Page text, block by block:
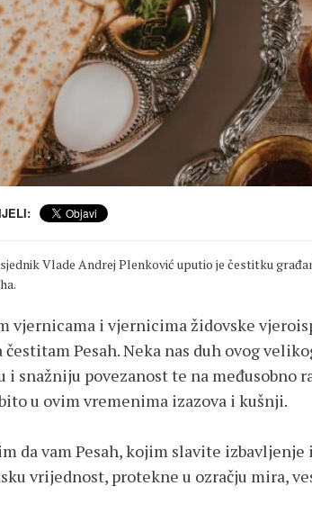
Vlade Andrej Plenković uputio je čestitku
vjernicama i vjernicima židovske
čestitam Pesah. Neka nas duh ovog
i snažniju povezanost te na međusobno
u ovim vremenima izazova i kušnji.
da vam Pesah, kojim slavite
vrijednost, protekne u ozračju mira,